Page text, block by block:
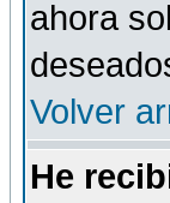
ahora
Volver
He